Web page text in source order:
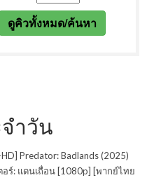
ำวัน
Predator: Badlands (2025)
อร์: แดนเถื่อน [1080p] [พากย์ไทย